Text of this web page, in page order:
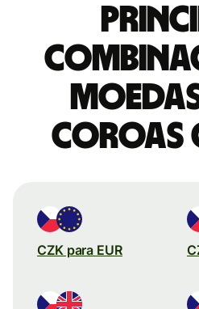
Coroas
CZK para EUR